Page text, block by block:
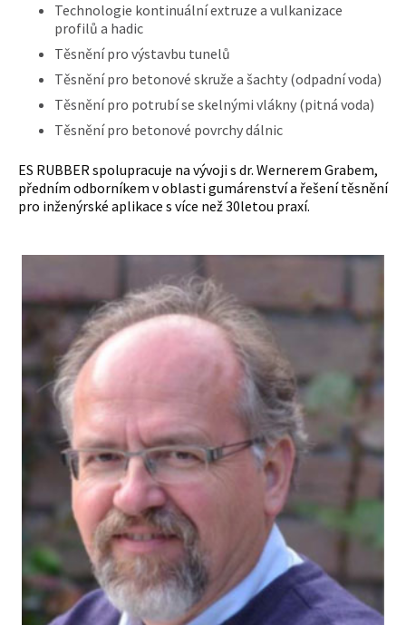
Technologie kontinuální extruze a vulkanizace
profilů a hadic
Těsnění pro výstavbu tunelů
Těsnění pro betonové skruže a šachty (odpadní voda)
Těsnění pro potrubí se skelnými vlákny (pitná voda)
Těsnění pro betonové povrchy dálnic
ES RUBBER spolupracuje na vývoji s dr. Wernerem Grabem,
předním odborníkem v oblasti gumárenství a řešení těsnění
pro inženýrské aplikace s více než 30letou praxí.